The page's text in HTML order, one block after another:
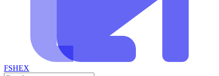
FSHEX